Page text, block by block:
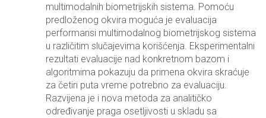
multimodalnih biometrijskih sistema. Pomoću
predloženog okvira moguća je evaluacija
performansi multimodalnog biometrijskog sistema
u različitim slučajevima korišćenja. Eksperimentalni
rezultati evaluacije nad konkretnom bazom i
algoritmima pokazuju da primena okvira skraćuje
za četiri puta vreme potrebno za evaluaciju.
Razvijena je i nova metoda za analitičko
određivanje praga osetljivosti u skladu sa